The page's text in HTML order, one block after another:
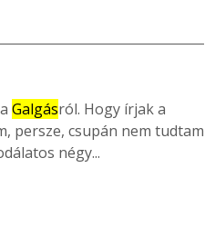
Galgásról. Hogy írjak a
persze, csupán nem tudtam
négy...